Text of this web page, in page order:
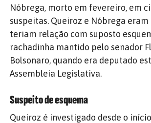
Nóbrega, morto em fevereiro, em
suspeitas. Queiroz e Nóbrega eram
teriam relação com suposto
rachadinha mantido pelo senador
Bolsonaro, quando era deputado
Assembleia Legislativa.
Suspeito de esquema
Queiroz é investigado desde o